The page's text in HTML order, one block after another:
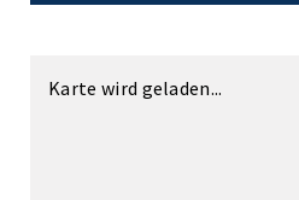
Karte wird geladen...